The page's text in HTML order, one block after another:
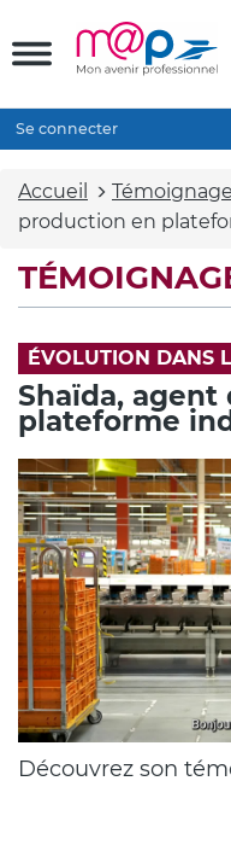
Se connecter
Accueil
production en
ÉVOLUTION DANS
Shaïda,
plateforme
Vidéo
Chapeau
Découvrez son